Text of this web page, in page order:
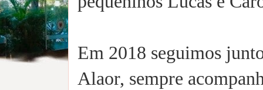
Em 2018 seguimos
Alaor, sempre